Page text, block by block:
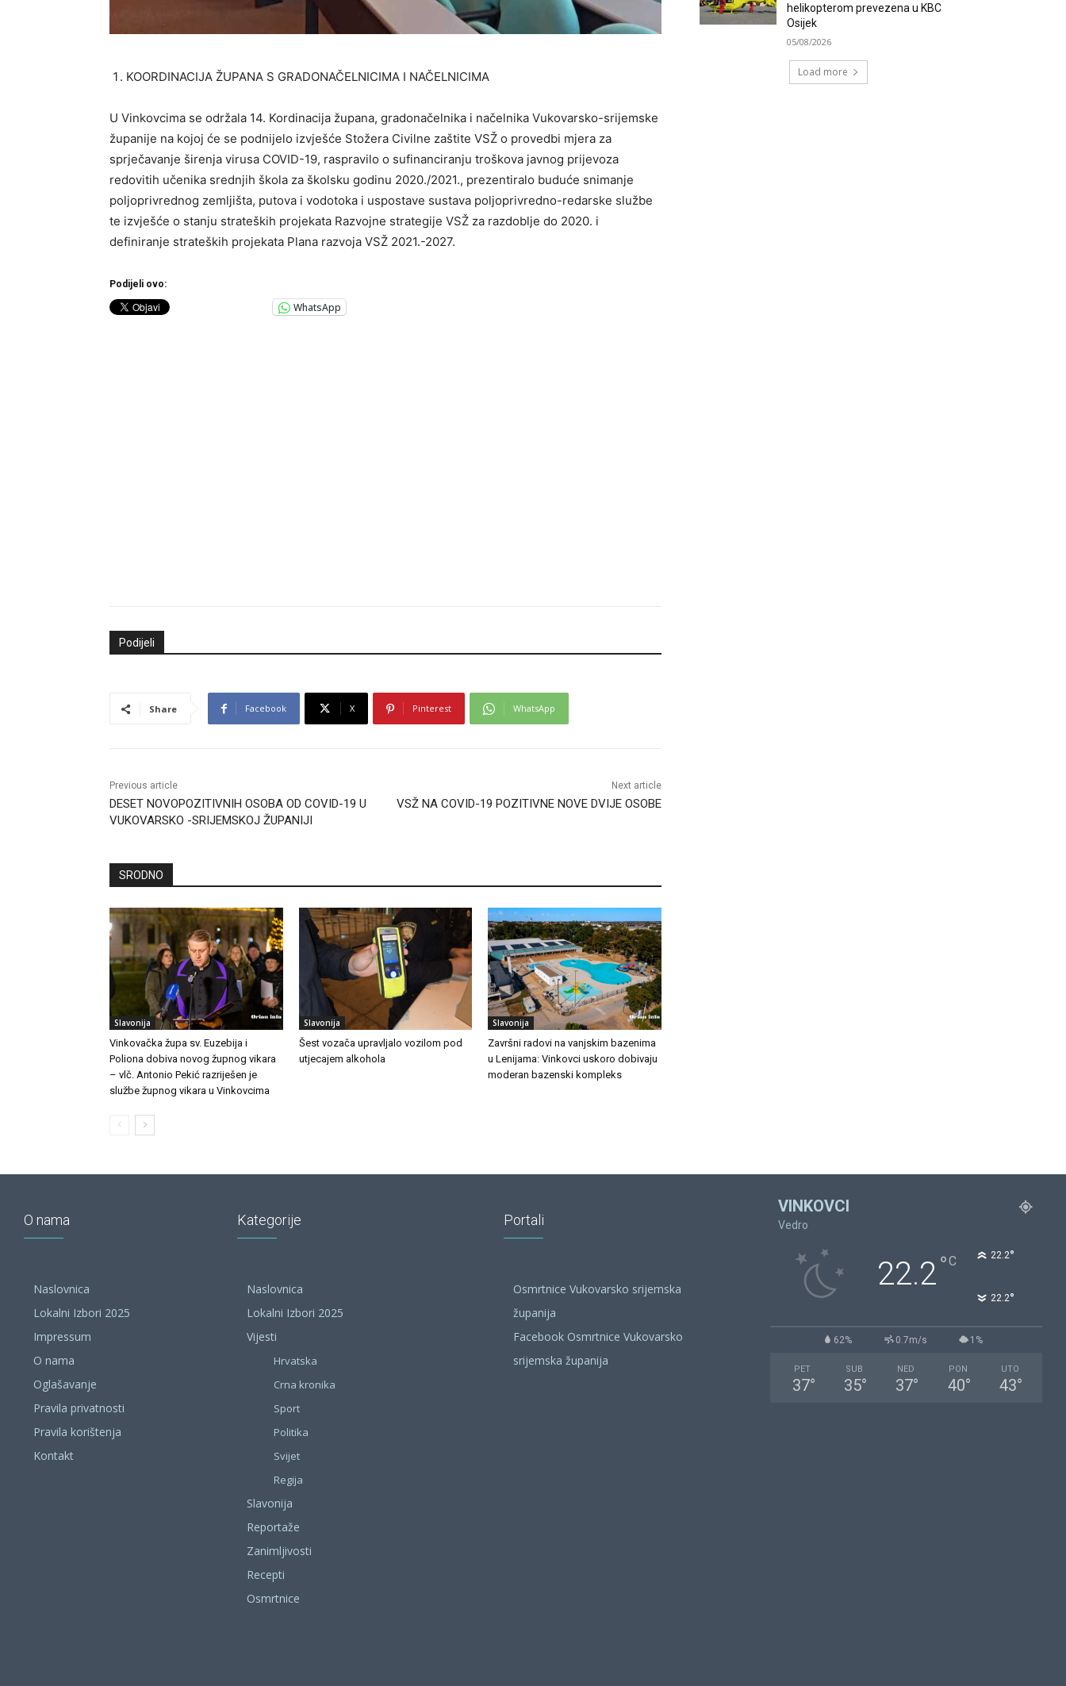
KOORDINACIJA ŽUPANA S GRADONAČELNICIMA I NAČELNICIMA
U Vinkovcima se održala 14. Kordinacija župana, gradonačelnika i načelnika Vukovarsko-srijemske
županije na kojoj će se podnijelo izvješće Stožera Civilne zaštite VSŽ o provedbi mjera za
sprječavanje širenja virusa COVID-19, raspravilo o sufinanciranju troškova javnog prijevoza
redovitih učenika srednjih škola za školsku godinu 2020./2021., prezentiralo buduće snimanje
poljoprivrednog zemljišta, putova i vodotoka i uspostave sustava poljoprivredno-redarske službe
te izvješće o stanju strateških projekata Razvojne strategije VSŽ za razdoblje do 2020. i
definiranje strateških projekata Plana razvoja VSŽ 2021.-2027.
Podijeli ovo:
WhatsApp
Podijeli
Share Facebook X Pinterest WhatsApp
Previous article
DESET NOVOPOZITIVNIH OSOBA OD COVID-19 U
VUKOVARSKO -SRIJEMSKOJ ŽUPANIJI
Next article
VSŽ NA COVID-19 POZITIVNE NOVE DVIJE OSOBE
SRODNO
Slavonija
Vinkovačka župa sv. Euzebija i
Poliona dobiva novog župnog vikara
– vlč. Antonio Pekić razriješen je
službe župnog vikara u Vinkovcima
Slavonija
Šest vozača upravljalo vozilom pod
utjecajem alkohola
Slavonija
Završni radovi na vanjskim bazenima
u Lenijama: Vinkovci uskoro dobivaju
moderan bazenski kompleks
helikopterom prevezena u KBC
Osijek
05/08/2026
Load more
O nama
Naslovnica
Lokalni Izbori 2025
Impressum
O nama
Oglašavanje
Pravila privatnosti
Pravila korištenja
Kontakt
Kategorije
Naslovnica
Lokalni Izbori 2025
Vijesti
Hrvatska
Crna kronika
Sport
Politika
Svijet
Regija
Slavonija
Reportaže
Zanimljivosti
Recepti
Osmrtnice
Portali
Osmrtnice Vukovarsko srijemska
županija
Facebook Osmrtnice Vukovarsko
srijemska županija
VINKOVCI
Vedro
22.2°C 22.2°
22.2°
62% 0.7m/s 1%
PET
37°
SUB
35°
NED
37°
PON
40°
UTO
43°